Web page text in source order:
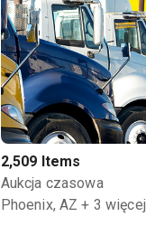
2,509 Items
Aukcja czasowa
Phoenix, AZ + 3 więcej